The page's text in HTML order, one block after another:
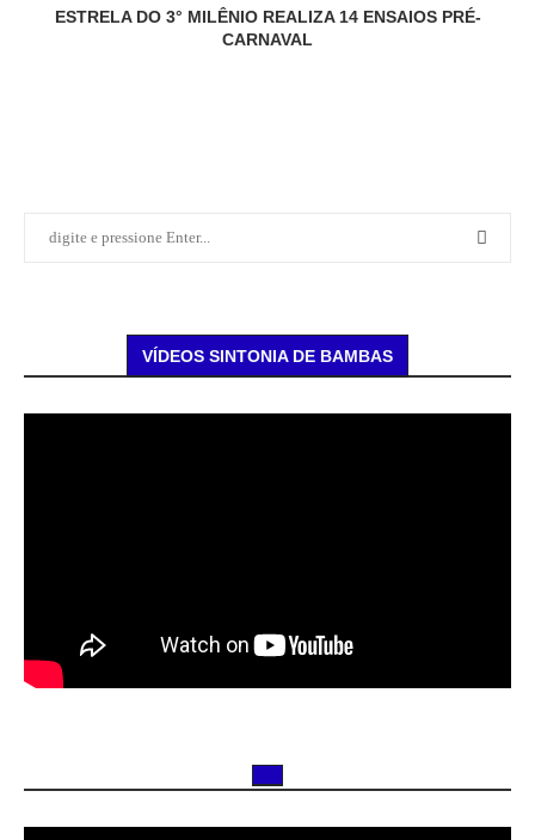
ESTRELA DO 3° MILÊNIO REALIZA 14 ENSAIOS PRÉ-
CARNAVAL
VÍDEOS SINTONIA DE BAMBAS